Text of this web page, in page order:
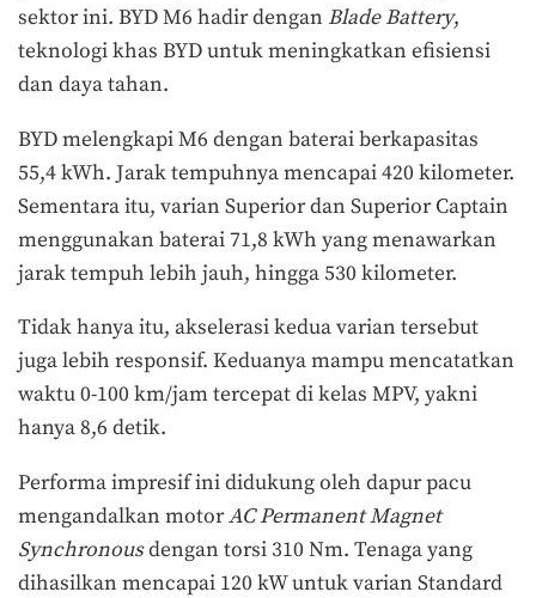
sektor ini. BYD M6 hadir dengan Blade Battery,
teknologi khas BYD untuk meningkatkan efisiensi
dan daya tahan.
BYD melengkapi M6 dengan baterai berkapasitas
55,4 kWh. Jarak tempuhnya mencapai 420 kilometer.
Sementara itu, varian Superior dan Superior Captain
menggunakan baterai 71,8 kWh yang menawarkan
jarak tempuh lebih jauh, hingga 530 kilometer.
Tidak hanya itu, akselerasi kedua varian tersebut
juga lebih responsif. Keduanya mampu mencatatkan
waktu 0-100 km/jam tercepat di kelas MPV, yakni
hanya 8,6 detik.
Performa impresif ini didukung oleh dapur pacu
mengandalkan motorAC Permanent Magnet
Synchronousdengan torsi 310 Nm. Tenaga yang
dihasilkan mencapai 120 kW untuk varian Standard